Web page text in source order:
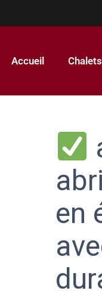
Accueil
en